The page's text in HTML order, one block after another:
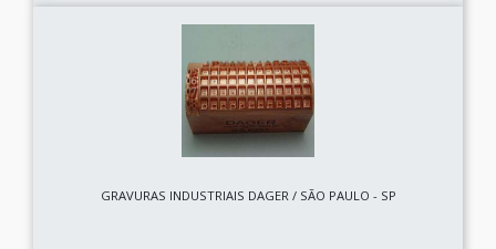
GRAVURAS INDUSTRIAIS DAGER / SÃO PAULO - SP